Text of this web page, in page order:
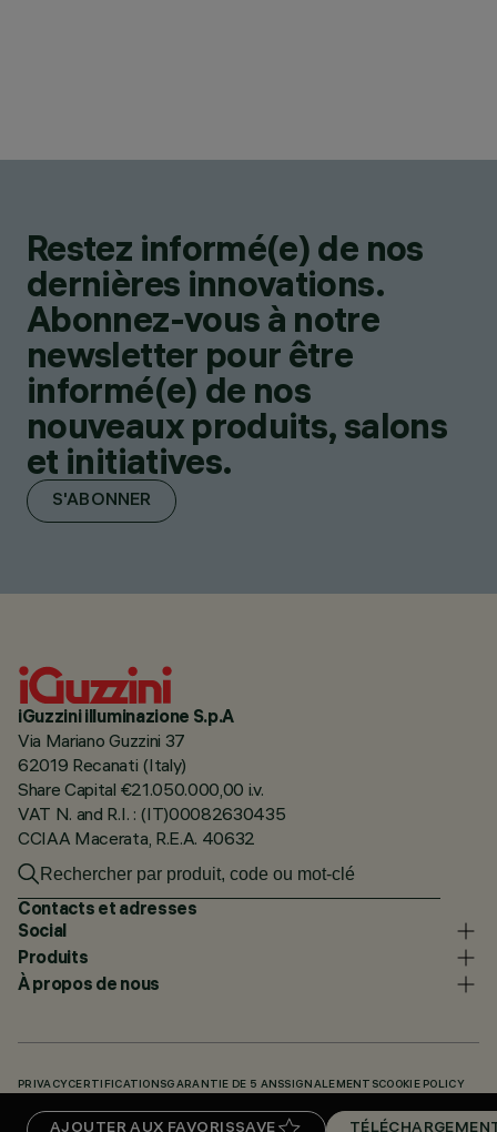
Restez informé(e) de nos
dernières innovations.
Abonnez-vous à notre
newsletter pour être
informé(e) de nos
nouveaux produits, salons
et initiatives.
S'ABONNER
iGuzzini illuminazione S.p.A
Via Mariano Guzzini 37
62019 Recanati (Italy)
Share Capital €21.050.000,00 i.v.
VAT N. and R.I. : (IT)00082630435
CCIAA Macerata, R.E.A. 40632
Contacts et adresses
Social
Produits
À propos de nous
PRIVACY CERTIFICATIONSGARANTIE DE 5 ANSSIGNALEMENTSCOOKIE POLICY